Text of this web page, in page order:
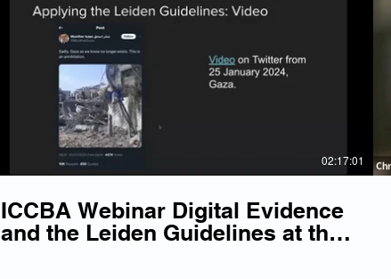
Lire la vidéo
02:17:01
ICCBA Webinar Digital Evidence
and the Leiden Guidelines at the